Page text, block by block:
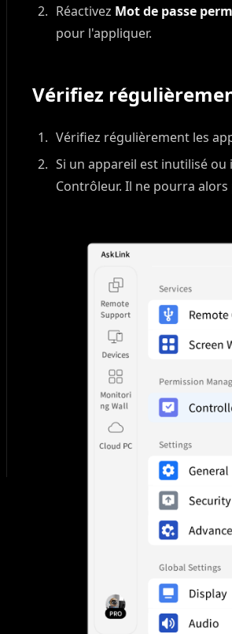
Réactivez Mot de passe
pour l'appliquer.
Vérifiez
Vérifiez régulièrement les
Si un appareil est inutilisé
Contrôleur. Il ne pourra